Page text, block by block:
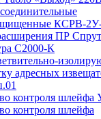
КСРВ-
ПР
С2000-К
адресных
контроля
контроля шлейфа